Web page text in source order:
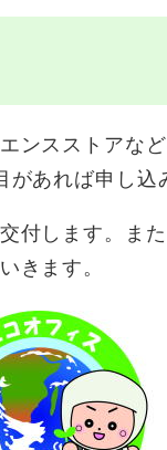
ンスストアな
あれば申し込
付します。ま
きます。